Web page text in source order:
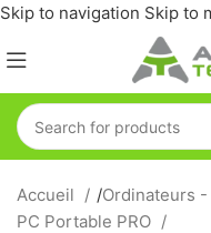
Skip to navigation Skip to
Accueil /Ordinateurs
PC Portable PRO